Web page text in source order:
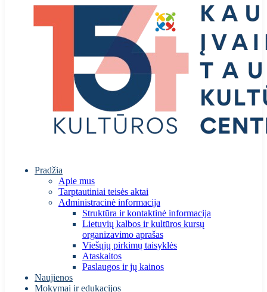
Pradžia
Apie mus
Tarptautiniai teisės aktai
Administracinė informacija
Struktūra ir kontaktinė informacija
Lietuvių kalbos ir kultūros kursų
organizavimo aprašas
Viešųjų pirkimų taisyklės
Ataskaitos
Paslaugos ir jų kainos
Naujienos
Mokymai ir edukacijos